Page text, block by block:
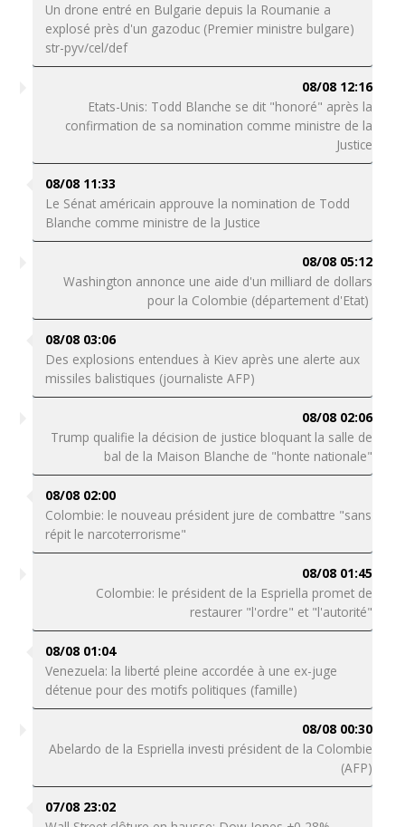
Un drone entré en Bulgarie depuis la Roumanie a
explosé près d'un gazoduc (Premier ministre bulgare)
str-pyv/cel/def
08/08 12:16
Etats-Unis: Todd Blanche se dit "honoré" après la
confirmation de sa nomination comme ministre de la
Justice
08/08 11:33
Le Sénat américain approuve la nomination de Todd
Blanche comme ministre de la Justice
08/08 05:12
Washington annonce une aide d'un milliard de dollars
pour la Colombie (département d'Etat)
08/08 03:06
Des explosions entendues à Kiev après une alerte aux
missiles balistiques (journaliste AFP)
08/08 02:06
Trump qualifie la décision de justice bloquant la salle de
bal de la Maison Blanche de "honte nationale"
08/08 02:00
Colombie: le nouveau président jure de combattre "sans
répit le narcoterrorisme"
08/08 01:45
Colombie: le président de la Espriella promet de
restaurer "l'ordre" et "l'autorité"
08/08 01:04
Venezuela: la liberté pleine accordée à une ex-juge
détenue pour des motifs politiques (famille)
08/08 00:30
Abelardo de la Espriella investi président de la Colombie
(AFP)
07/08 23:02